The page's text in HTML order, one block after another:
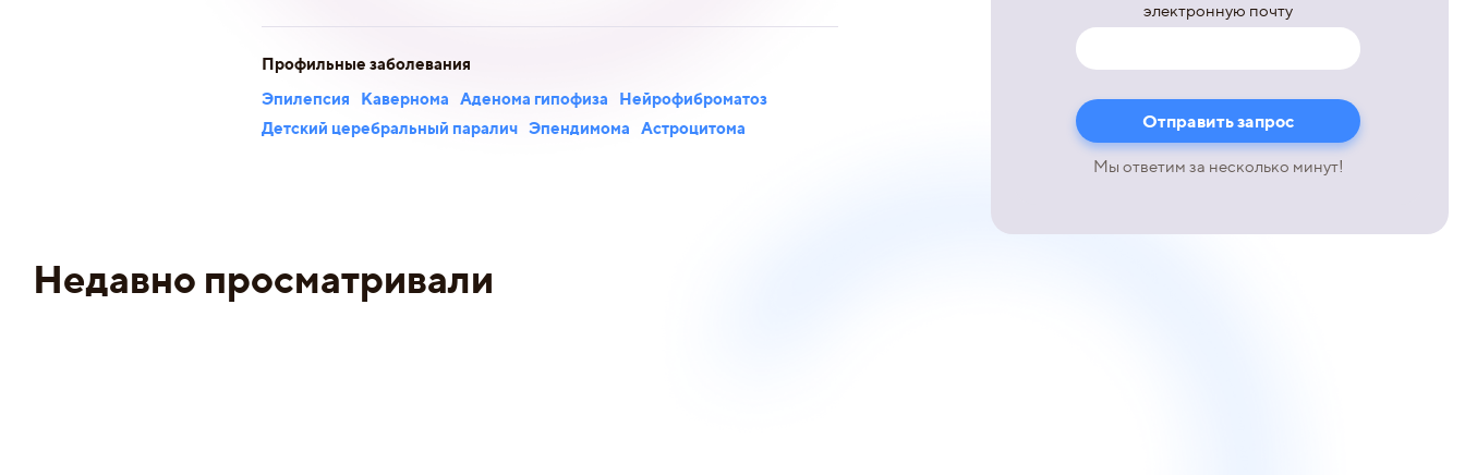
электронную почту
Мы ответим за несколько минут!
Профильные заболевания
Эпилепсия
Кавернома Аденома гипофиза
Нейрофиброматоз
Детский церебральный паралич Эпендимома Астроцитома
Недавно просматривали